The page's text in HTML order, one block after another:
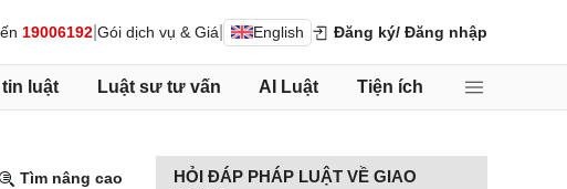
19006192 Gói dịch vụ & Giá English Đăng ký/ Đăng nhập
tin luật Luật sư tư vấn AI Luật Tiện ích
Tìm nâng cao
HỎI ĐÁP PHÁP LUẬT VỀ GIAO